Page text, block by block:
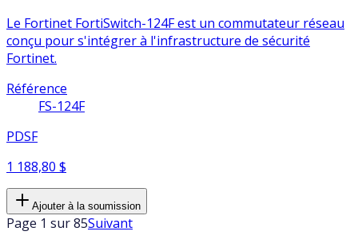
Le Fortinet FortiSwitch-124F est un commutateur réseau
conçu pour s'intégrer à l'infrastructure de sécurité
Fortinet.
Référence
FS-124F
PDSF
1 188,80 $
Ajouter à la soumission
Page 1 sur 85Suivant